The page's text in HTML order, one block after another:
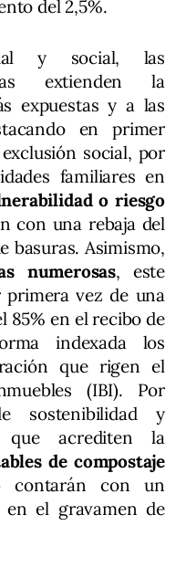
del 2,5%.
y social, las
extienden la
expuestas y a las
en primer
social, por
familiares en
o riesgo
con una rebaja del
basuras. Asimismo,
numerosas, este
vez de una
85% en el recibo de
indexada los
que rigen el
(IBI). Por
sostenibilidad y
que acrediten la
de compostaje
contarán con un
en el gravamen de